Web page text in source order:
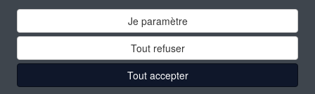
Je paramètre
Tout refuser
Tout accepter